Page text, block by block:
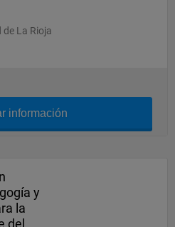
de La Rioja
información
y
la
del